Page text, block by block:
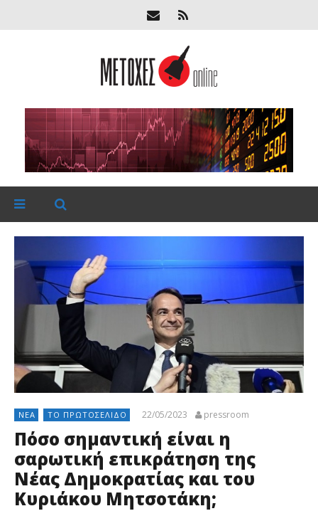
ΝΈΑ ΤΟ ΠΡΩΤΟΣΈΛΙΔΟ 22/05/2023 pressroom
Πόσο σημαντική είναι η
σαρωτική επικράτηση της
Νέας Δημοκρατίας και του
Κυριάκου Μητσοτάκη;